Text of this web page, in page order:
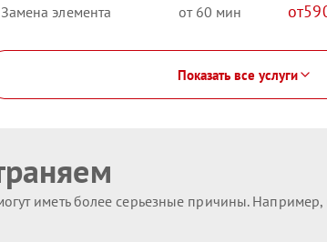
Замена элемента 60
Показать все услуги
иметь более серьезные причины.